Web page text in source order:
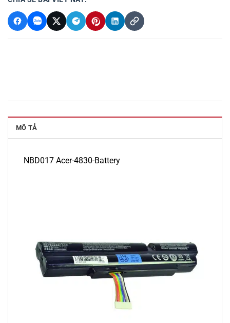
MÔ TẢ
NBD017 Acer-4830-Battery